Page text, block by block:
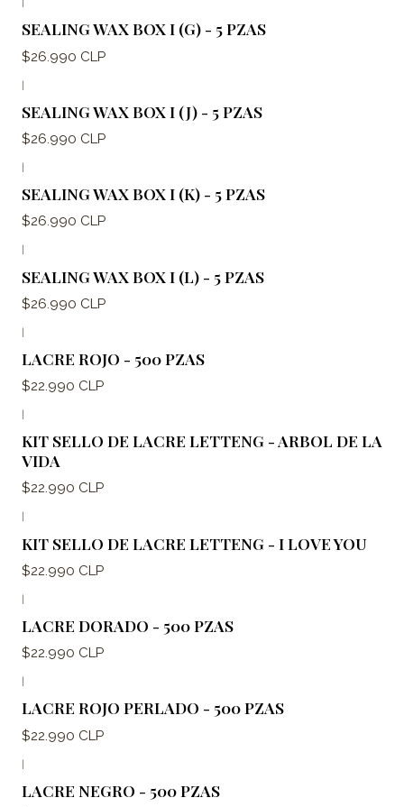
SEALING WAX BOX I (G) - 5 PZAS
$26.990 CLP
|
SEALING WAX BOX I (J) - 5 PZAS
$26.990 CLP
SEALING WAX BOX I (K) - 5 PZAS
$26.990 CLP
SEALING WAX BOX I (L) - 5 PZAS
$26.990 CLP
|
LACRE ROJO - 500 PZAS
$22.990 CLP
KIT SELLO DE LACRE LETTENG - ARBOL DE LA
VIDA
$22.990 CLP
KIT SELLO DE LACRE LETTENG - I LOVE YOU
$22.990 CLP
|
LACRE DORADO - 500 PZAS
$22.990 CLP
LACRE ROJO PERLADO - 500 PZAS
$22.990 CLP
|
LACRE NEGRO - 500 PZAS